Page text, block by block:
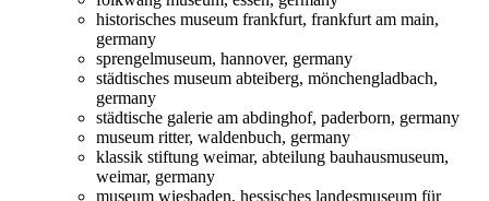
historisches museum frankfurt, frankfurt am main,
germany
sprengelmuseum, hannover, germany
städtisches museum abteiberg, mönchengladbach,
germany
städtische galerie am abdinghof, paderborn, germany
museum ritter, waldenbuch, germany
klassik stiftung weimar, abteilung bauhausmuseum,
weimar, germany
museum wiesbaden, hessisches landesmuseum für